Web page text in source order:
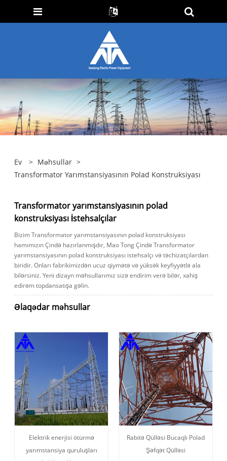
Ev > Məhsullar >
Transformator Yarımstansiyasının Polad Konstruksiyası
Transformator yarımstansiyasının polad
konstruksiyası İstehsalçılar
Bizim Transformator yarımstansiyasının polad konstruksiyası
hamımızın Çində hazırlanmışdır, Mao Tong Çində Transformator
yarımstansiyasının polad konstruksiyası istehsalçı və təchizatçılardan
biridir. Onları fabrikimizdən ucuz qiymətə və yüksək keyfiyyətlə ala
bilərsiniz. Yeni dizayn məhsullarımız sizə endirim verə bilər, xahiş
edirəm topdansatışa gəlin.
Əlaqədar məhsullar
Elektrik enerjisi ötürmə
yarımstansiya quruluşları
Rabitə Qülləsi Bucaqlı Polad
Şəfqət Qülləsi